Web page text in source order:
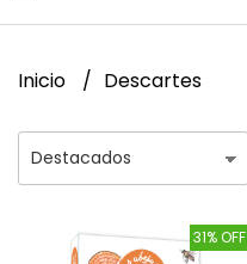
Inicio Descartes
31% OFF